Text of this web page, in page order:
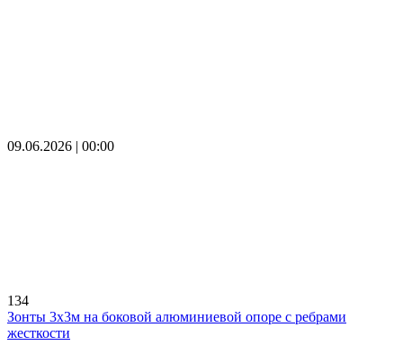
09.06.2026 | 00:00
134
Зонты 3х3м на боковой алюминиевой опоре с ребрами
жесткости